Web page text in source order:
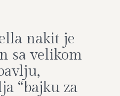
nakit je
sa velikom
“bajku za